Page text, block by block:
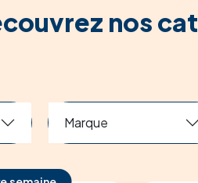
nos
Marque